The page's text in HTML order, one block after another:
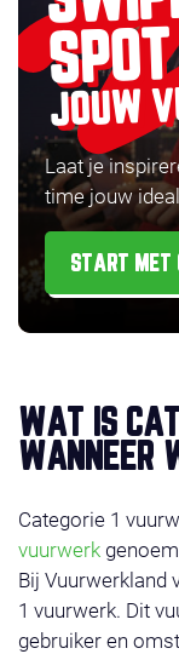
JOUW
Laat je
time jouw
START MET
WAT IS
WANNEER
Categorie 1
vuurwerk
Bij Vuurwerkland
1 vuurwerk. Dit
gebruiker en